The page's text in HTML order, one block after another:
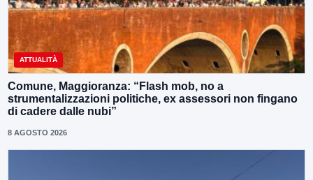
ATTUALITÀ
Comune, Maggioranza: “Flash mob, no a
strumentalizzazioni politiche, ex assessori non fingano
di cadere dalle nubi”
8 AGOSTO 2026